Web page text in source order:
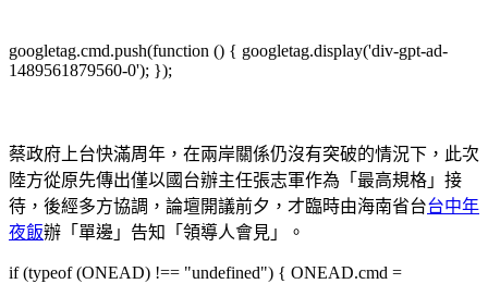
googletag.cmd.push(function () { googletag.display('div-gpt-ad-
1489561879560-0'); });
蔡政府上台快滿周年，在兩岸關係仍沒有突破的情況下，此次
陸方從原先傳出僅以國台辦主任張志軍作為「最高規格」接
待，後經多方協調，論壇開議前夕，才臨時由海南省台台中年
夜飯辦「單邊」告知「領導人會見」。
if (typeof (ONEAD) !== "undefined") { ONEAD.cmd =